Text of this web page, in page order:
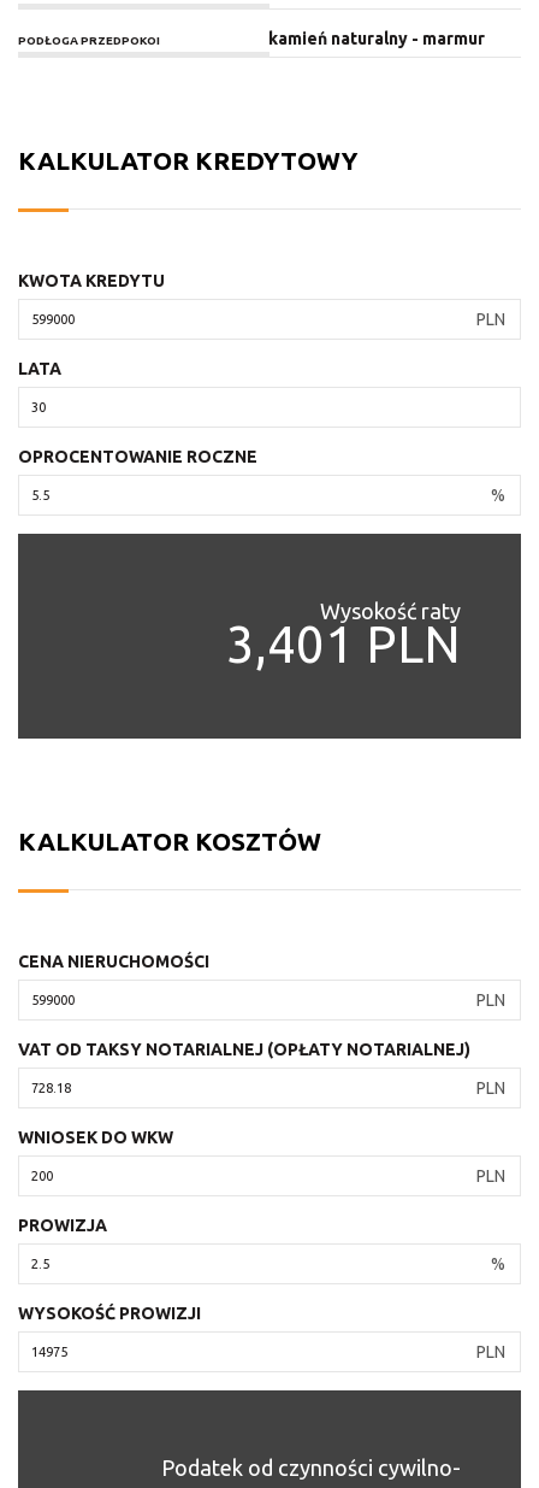
PODŁOGA PRZEDPOKOI kamień naturalny - marmur
KALKULATOR KREDYTOWY
KWOTA KREDYTU
PLN
LATA
OPROCENTOWANIE ROCZNE
%
Wysokość raty
3,401 PLN
KALKULATOR KOSZTÓW
CENA NIERUCHOMOŚCI
PLN
VAT OD TAKSY NOTARIALNEJ (OPŁATY NOTARIALNEJ)
PLN
WNIOSEK DO WKW
PLN
PROWIZJA
%
WYSOKOŚĆ PROWIZJI
PLN
Podatek od czynności cywilno-